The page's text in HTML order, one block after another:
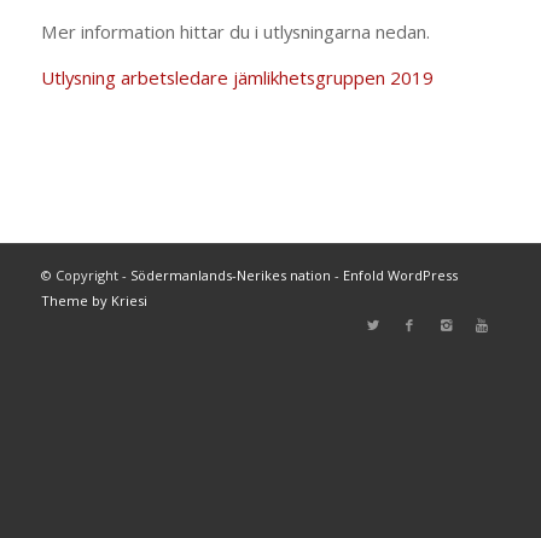
Mer information hittar du i utlysningarna nedan.
Utlysning arbetsledare jämlikhetsgruppen 2019
© Copyright - Södermanlands-Nerikes nation - Enfold WordPress
Theme by Kriesi